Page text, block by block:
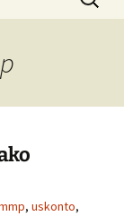
, uskonto,